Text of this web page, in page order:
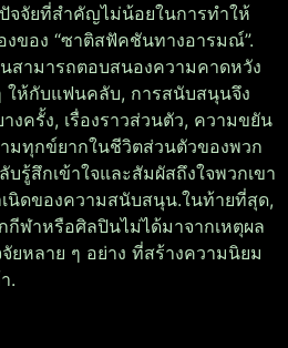
จจัยที่สำคัญไม่น้อยในการทำให้
งของ “ซาติสฟัคชันทางอารมณ์”.
สามารถตอบสนองความคาดหวัง
ให้กับแฟนคลับ, การสนับสนุนจึง
งครั้ง, เรื่องราวส่วนตัว, ความขยัน
มทุกข์ยากในชีวิตส่วนตัวของพวก
รู้สึกเข้าใจและสัมผัสถึงใจพวกเขา
นิดของความสนับสนุน.ในท้ายที่สุด,
ฬาหรือศิลปินไม่ได้มาจากเหตุผล
ยหลาย ๆ อย่าง ที่สร้างความนิยม
.